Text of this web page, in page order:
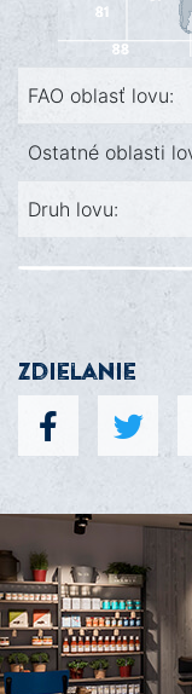
FAO oblasť lovu:
Ostatné oblasti
Druh lovu:
Zdielanie